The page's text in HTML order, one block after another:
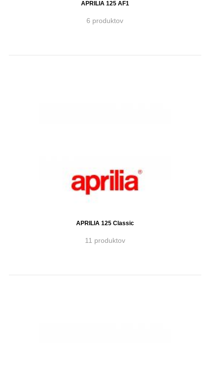
APRILIA 125 AF1
6 produktov
APRILIA 125 Classic
11 produktov